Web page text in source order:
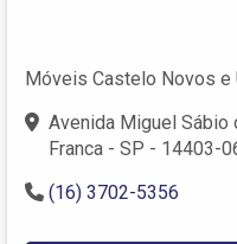
Móveis Castelo Novos e
Avenida Miguel Sábio
Franca - SP - 14403-
(16) 3702-5356